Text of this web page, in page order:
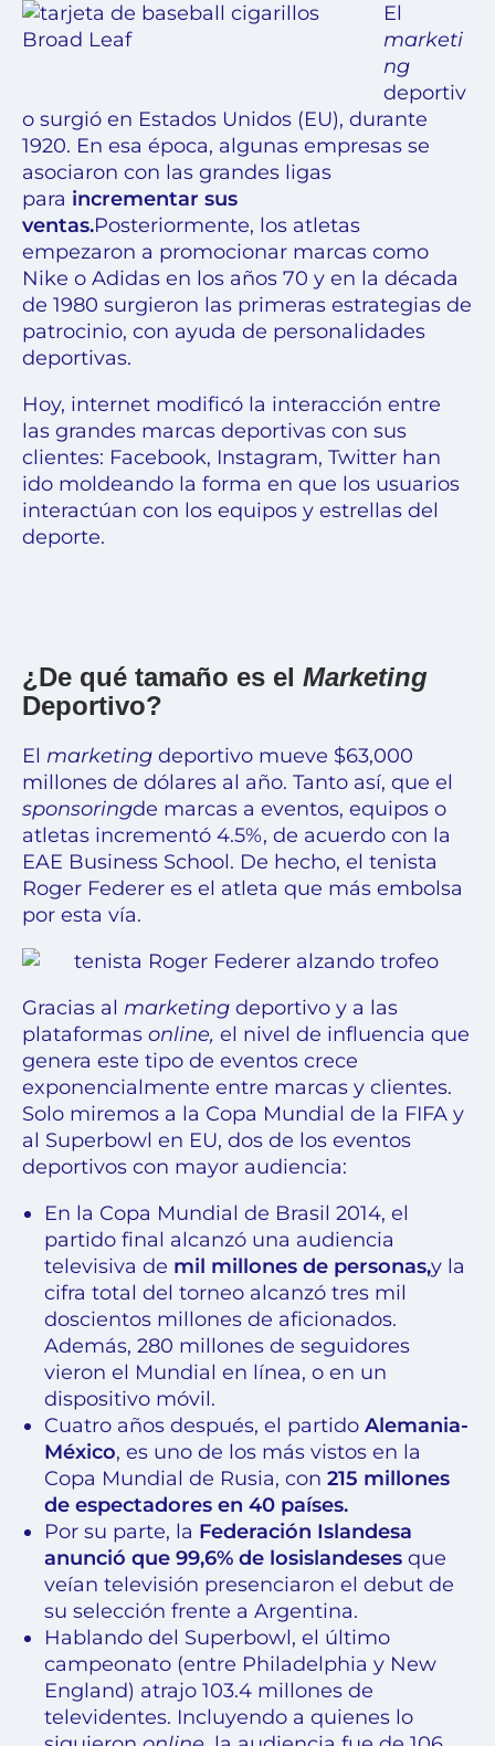
El
marketi
ng
deportiv
o surgió en Estados Unidos (EU), durante
1920. En esa época, algunas empresas se
asociaron con las grandes ligas
para incrementar sus
ventas.Posteriormente, los atletas
empezaron a promocionar marcas como
Nike o Adidas en los años 70 y en la década
de 1980 surgieron las primeras estrategias de
patrocinio, con ayuda de personalidades
deportivas.
Hoy, internet modificó la interacción entre
las grandes marcas deportivas con sus
clientes: Facebook, Instagram, Twitter han
ido moldeando la forma en que los usuarios
interactúan con los equipos y estrellas del
deporte.
¿De qué tamaño es el Marketing
Deportivo?
El marketing deportivo mueve $63,000
millones de dólares al año. Tanto así, que el
sponsoringde marcas a eventos, equipos o
atletas incrementó 4.5%, de acuerdo con la
EAE Business School. De hecho, el tenista
Roger Federer es el atleta que más embolsa
por esta vía.
Gracias al marketing deportivo y a las
plataformas online, el nivel de influencia que
genera este tipo de eventos crece
exponencialmente entre marcas y clientes.
Solo miremos a la Copa Mundial de la FIFA y
al Superbowl en EU, dos de los eventos
deportivos con mayor audiencia:
En la Copa Mundial de Brasil 2014, el
partido final alcanzó una audiencia
televisiva de mil millones de personas,y la
cifra total del torneo alcanzó tres mil
doscientos millones de aficionados.
Además, 280 millones de seguidores
vieron el Mundial en línea, o en un
dispositivo móvil.
Cuatro años después, el partido Alemania-
México, es uno de los más vistos en la
Copa Mundial de Rusia, con 215 millones
de espectadores en 40 países.
Por su parte, la Federación Islandesa
anunció que 99,6% de losislandeses que
veían televisión presenciaron el debut de
su selección frente a Argentina.
Hablando del Superbowl, el último
campeonato (entre Philadelphia y New
England) atrajo 103.4 millones de
televidentes. Incluyendo a quienes lo